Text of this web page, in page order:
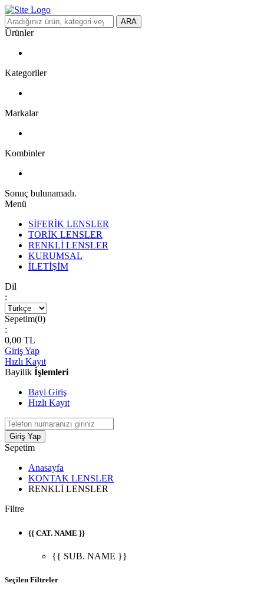
ARA
Ürünler
Kategoriler
Markalar
Kombinler
Sonuç bulunamadı.
Menü
SİFERİK LENSLER
TORİK LENSLER
RENKLİ LENSLER
KURUMSAL
İLETİŞİM
Dil
:
Sepetim(0)
:
0,00 TL
Giriş Yap
Hızlı Kayıt
Bayilik İşlemleri
Bayi Giriş
Hızlı Kayıt
Giriş Yap
Sepetim
Anasayfa
KONTAK LENSLER
RENKLİ LENSLER
Filtre
{{ CAT. NAME }}
{{ SUB. NAME }}
Seçilen Filtreler